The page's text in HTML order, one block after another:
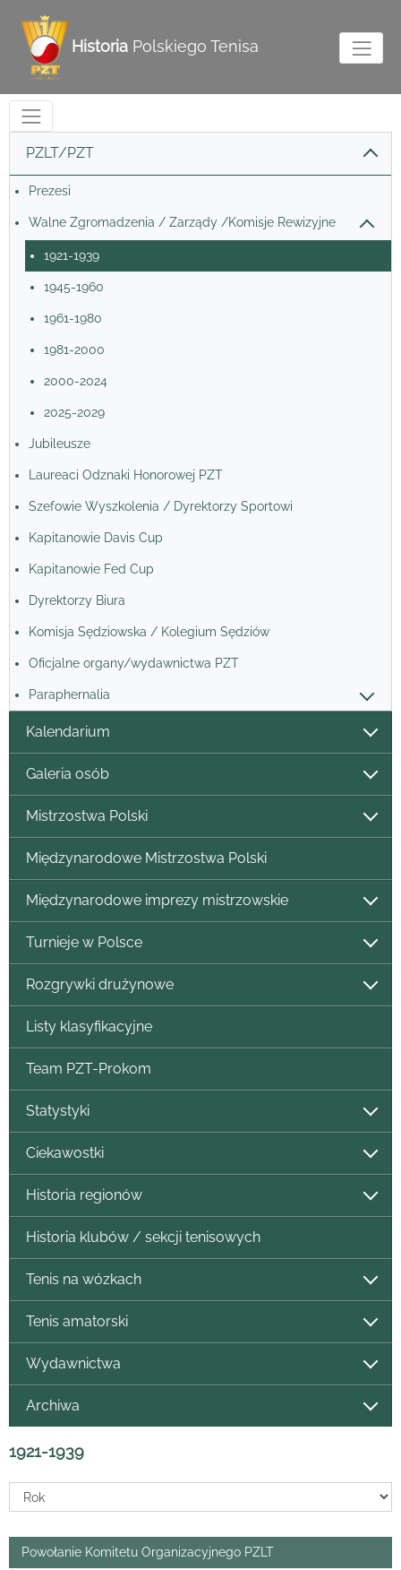
Historia Polskiego Tenisa
PZLT/PZT
Prezesi
Walne Zgromadzenia / Zarządy /Komisje Rewizyjne
1921-1939
1945-1960
1961-1980
1981-2000
2000-2024
2025-2029
Jubileusze
Laureaci Odznaki Honorowej PZT
Szefowie Wyszkolenia / Dyrektorzy Sportowi
Kapitanowie Davis Cup
Kapitanowie Fed Cup
Dyrektorzy Biura
Komisja Sędziowska / Kolegium Sędziów
Oficjalne organy/wydawnictwa PZT
Paraphernalia
Kalendarium
Galeria osób
Mistrzostwa Polski
Międzynarodowe Mistrzostwa Polski
Międzynarodowe imprezy mistrzowskie
Turnieje w Polsce
Rozgrywki drużynowe
Listy klasyfikacyjne
Team PZT-Prokom
Statystyki
Ciekawostki
Historia regionów
Historia klubów / sekcji tenisowych
Tenis na wózkach
Tenis amatorski
Wydawnictwa
Archiwa
1921-1939
Powołanie Komitetu Organizacyjnego PZLT